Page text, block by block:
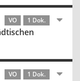
VO 1 Dok.
VO 1 Dok.